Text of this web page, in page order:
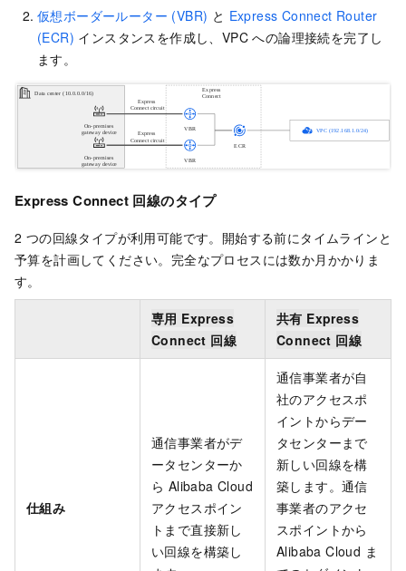
仮想ボーダールーター (VBR) と Express Connect Router
(ECR) インスタンスを作成し、VPC への論理接続を完了し
ます。
Express Connect 回線のタイプ
2 つの回線タイプが利用可能です。開始する前にタイムラインと
予算を計画してください。完全なプロセスには数か月かかりま
す。
専用 Express
Connect 回線
共有 Express
Connect 回線
仕組み
通信事業者がデ
ータセンターか
ら Alibaba Cloud
アクセスポイン
トまで直接新し
い回線を構築し
通信事業者が自
社のアクセスポ
イントからデー
タセンターまで
新しい回線を構
築します。通信
事業者のアクセ
スポイントから
Alibaba Cloud ま